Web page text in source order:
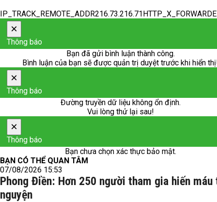
×
Thông báo
Bạn đã gửi bình luận thành công.
Bình luận của bạn sẽ được quản trị duyệt trước khi hiển
×
Thông báo
Đường truyền dữ liệu không ổn định.
Vui lòng thử lại sau!
×
Thông báo
Bạn chưa chọn xác thực bảo mật.
BẠN CÓ THỂ QUAN TÂM
07/08/2026 15:53
Phong Điền: Hơn 250 người tham gia hiến máu
nguyện